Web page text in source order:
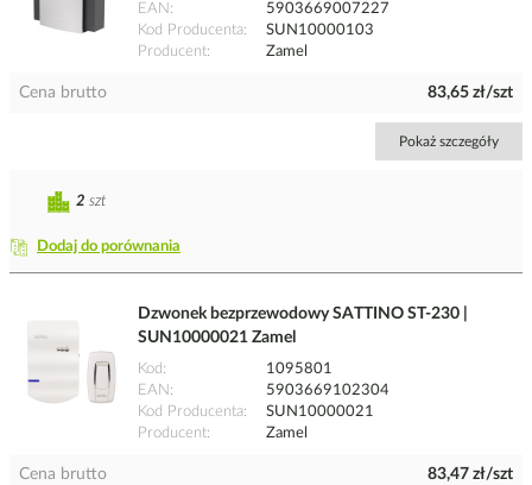
EAN
5903669007227
Kod Producenta
SUN10000103
Producent
Zamel
Cena brutto 83,65 zł/szt
Pokaż szczegóły
Dodaj do porównania
2 szt
Dzwonek bezprzewodowy SATTINO ST-230 |
SUN10000021 Zamel
Kod
1095801
EAN
5903669102304
Kod Producenta
SUN10000021
Producent
Zamel
Cena brutto 83,47 zł/szt